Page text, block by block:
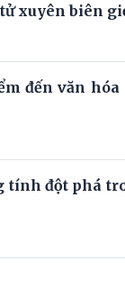
xuyên biên
đến văn
tính đột phá